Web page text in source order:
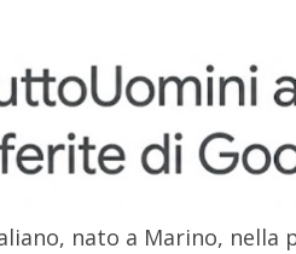
nato a Marino, nella